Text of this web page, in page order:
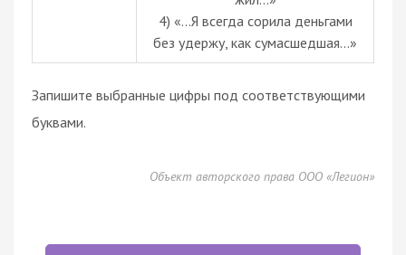
4) «...Я всегда сорила деньгами
без удержу, как сумасшедшая...»
Запишите выбранные цифры под соответствующими
буквами.
Объект авторского права ООО «Легион»